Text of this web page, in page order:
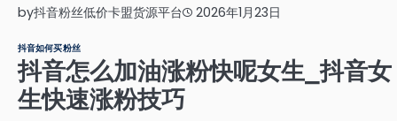
by抖音粉丝低价卡盟货源平台 2026年1月23日
抖音如何买粉丝
抖音怎么加油涨粉快呢女生_抖音女
生快速涨粉技巧